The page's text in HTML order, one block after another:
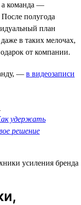
а команда —
полугода
план
в таких мелочах,
от компании.
— в видеозаписи
удержать
решение